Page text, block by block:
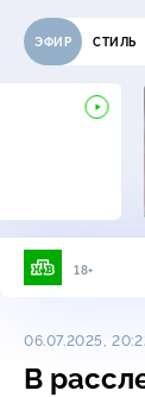
ЭФИР СТИЛЬ
18+
06.07.2025,
В